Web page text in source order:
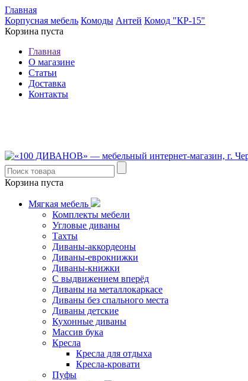
Главная
Корпусная мебель Комоды Антей Комод "КР-15"
Корзина пуста
Главная
О магазине
Статьи
Доставка
Контакты
Корзина пуста
Мягкая мебель
Комплекты мебели
Угловые диваны
Тахты
Диваны-аккордеоны
Диваны-еврокнижки
Диваны-книжки
С выдвижением вперёд
Диваны на металлокаркасе
Диваны без спального места
Диваны детские
Кухонные диваны
Массив бука
Кресла
Кресла для отдыха
Кресла-кровати
Пуфы